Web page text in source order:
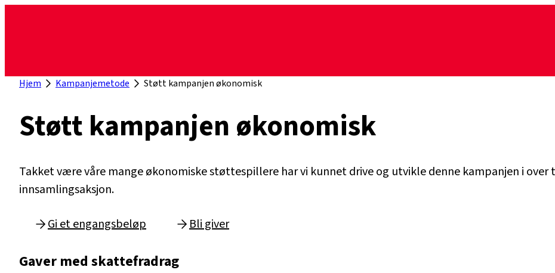
Hjem Kampanjemetode Støtt kampanjen økonomisk
Støtt kampanjen økonomisk
Takket være våre mange økonomiske støttespillere har vi kunnet drive og utvikle denne kampanjen i over
innsamlingsaksjon.
Gi et engangsbeløp Bli giver
Gaver med skattefradrag